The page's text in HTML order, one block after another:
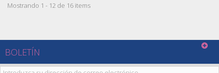
Mostrando 1 - 12 de 16 items
BOLETÍN